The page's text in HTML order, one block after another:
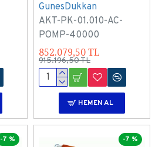
GunesDukkan
AKT-PK-01.010-AC-
POMP-40000
852.079,50 TL
915.196,50 TL
HEMEN AL
-7 % -7 %